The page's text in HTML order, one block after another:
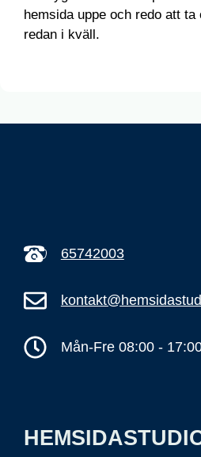
hemsida uppe och redo att
redan i kväll.
65742003
Mån-Fre 08:00 -